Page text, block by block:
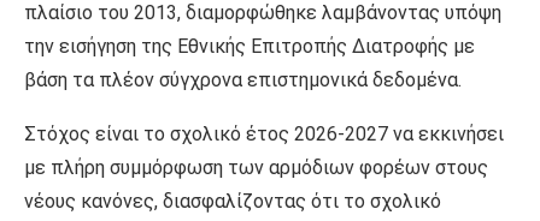
πλαίσιο του 2013, διαμορφώθηκε λαμβάνοντας υπόψη
την εισήγηση της Εθνικής Επιτροπής Διατροφής με
βάση τα πλέον σύγχρονα επιστημονικά δεδομένα.
Στόχος είναι το σχολικό έτος 2026-2027 να εκκινήσει
με πλήρη συμμόρφωση των αρμόδιων φορέων στους
νέους κανόνες, διασφαλίζοντας ότι το σχολικό